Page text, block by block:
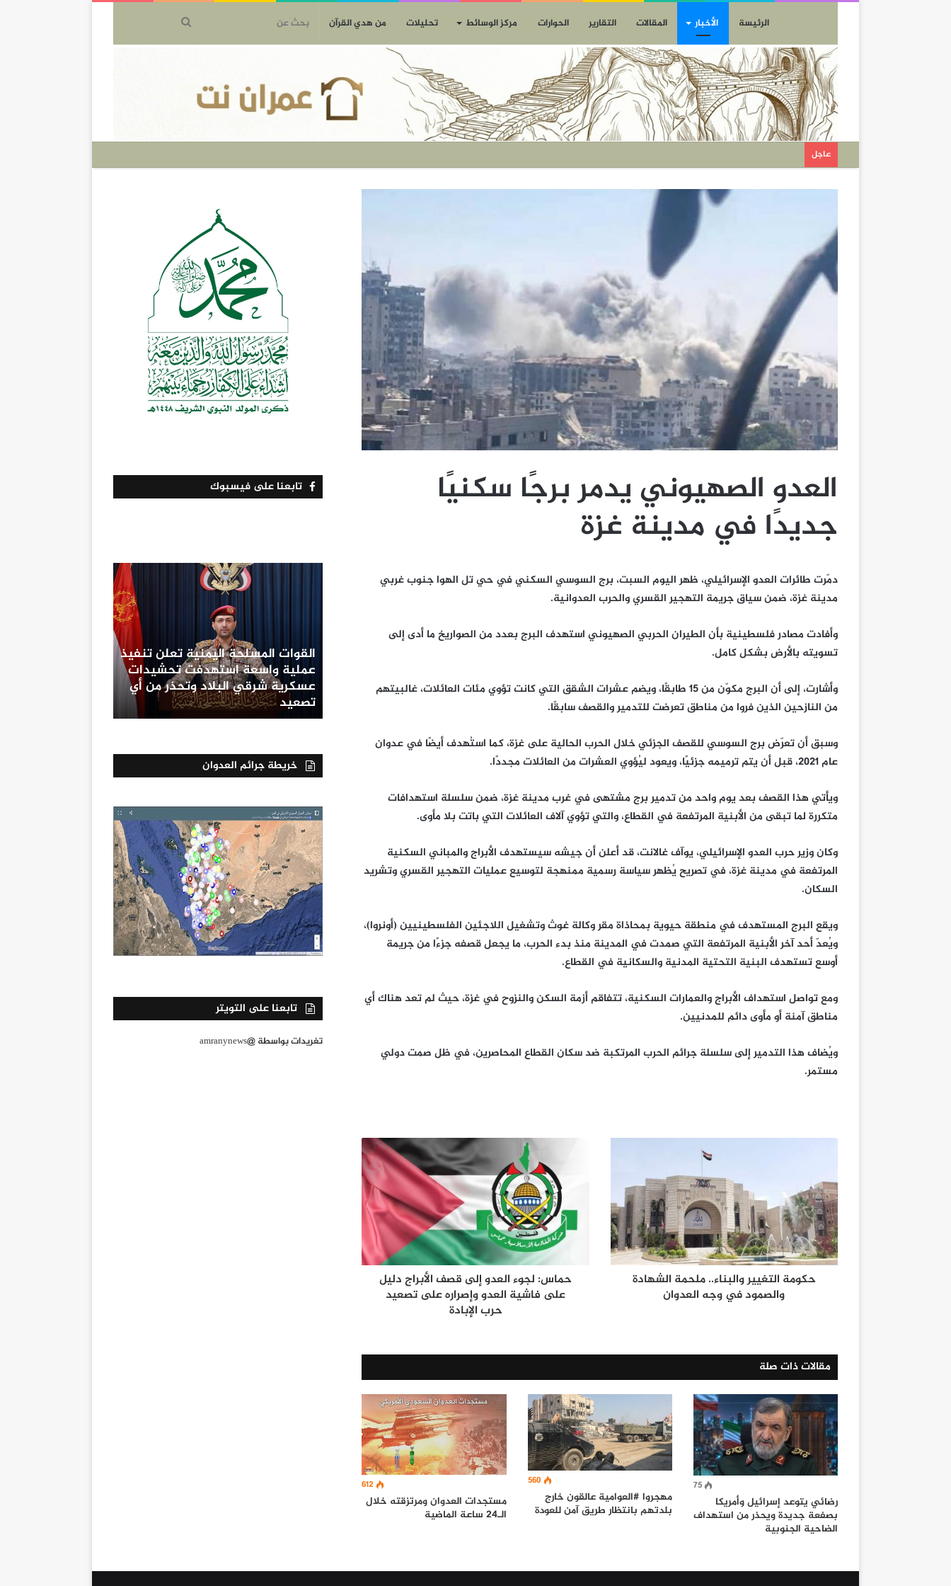
الرئيسة الأخبار المقالات التقارير الحوارات مركز الوسائط تحليلات من هدي القرآن
عاجل
العدو الصهيوني يدمر برجًا سكنيًا
جديدًا في مدينة غزة
دمّرت طائرات العدو الإسرائيلي، ظهر اليوم السبت، برج السوسي السكني في حي تل الهوا جنوب غربي
مدينة غزة، ضمن سياق جريمة التهجير القسري والحرب العدوانية.
وأفادت مصادر فلسطينية بأن الطيران الحربي الصهيوني استهدف البرج بعدد من الصواريخ ما أدى إلى
تسويته بالأرض بشكل كامل.
وأشارت، إلى أن البرج مكوّن من 15 طابقًا، ويضم عشرات الشقق التي كانت تؤوي مئات العائلات، غالبيتهم
من النازحين الذين فروا من مناطق تعرضت للتدمير والقصف سابقًا.
وسبق أن تعرّض برج السوسي للقصف الجزئي خلال الحرب الحالية على غزة، كما استُهدف أيضًا في عدوان
عام 2021، قبل أن يتم ترميمه جزئيًا، ويعود ليُؤوي العشرات من العائلات مجددًا.
ويأتي هذا القصف بعد يوم واحد من تدمير برج مشتهى في غرب مدينة غزة، ضمن سلسلة استهدافات
متكررة لما تبقى من الأبنية المرتفعة في القطاع، والتي تؤوي آلاف العائلات التي باتت بلا مأوى.
وكان وزير حرب العدو الإسرائيلي، يوآف غالانت، قد أعلن أن جيشه سيستهدف الأبراج والمباني السكنية
المرتفعة في مدينة غزة، في تصريح يُظهر سياسة رسمية ممنهجة لتوسيع عمليات التهجير القسري وتشريد
السكان.
ويقع البرج المستهدف في منطقة حيوية بمحاذاة مقر وكالة غوث وتشغيل اللاجئين الفلسطينيين (أونروا)،
ويُعدّ أحد آخر الأبنية المرتفعة التي صمدت في المدينة منذ بدء الحرب، ما يجعل قصفه جزءًا من جريمة
أوسع تستهدف البنية التحتية المدنية والسكانية في القطاع.
ومع تواصل استهداف الأبراج والعمارات السكنية، تتفاقم أزمة السكن والنزوح في غزة، حيث لم تعد هناك أي
مناطق آمنة أو مأوى دائم للمدنيين.
ويُضاف هذا التدمير إلى سلسلة جرائم الحرب المرتكبة ضد سكان القطاع المحاصرين، في ظل صمت دولي
مستمر.
حكومة التغيير والبناء.. ملحمة الشهادة
والصمود في وجه العدوان
حماس: لجوء العدو إلى قصف الأبراج دليل
على فاشية العدو وإصراره على تصعيد
حرب الإبادة
مقالات ذات صلة
75
رضائي يتوعد إسرائيل وأمريكا
بصفعة جديدة ويحذر من استهداف
الضاحية الجنوبية
560
مهجروا #العوامية عالقون خارج
بلدتهم بانتظار طريق آمن للعودة
612
مستجدات العدوان ومرتزقته خلال
الـ24 ساعة الماضية
تابعنا على فيسبوك
القوات المسلحة اليمنية تعلن تنفيذ
عملية واسعة استهدفت تحشيدات
عسكرية شرقي البلاد وتحذر من أي
تصعيد
خريطة جرائم العدوان
تابعنا على التويتر
تغريدات بواسطة @amranynews